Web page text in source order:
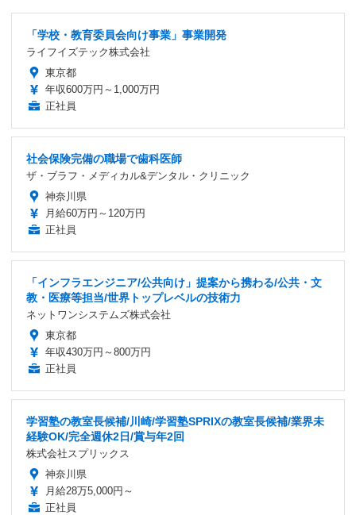
「学校・教育委員会向け事業」事業開発
ライフイズテック株式会社
東京都
年収600万円～1,000万円
正社員
社会保険完備の職場で歯科医師
ザ・ブラフ・メディカル&デンタル・クリニック
神奈川県
月給60万円～120万円
正社員
「インフラエンジニア/公共向け」提案から携わる/公共・文
教・医療等担当/世界トップレベルの技術力
ネットワンシステムズ株式会社
東京都
年収430万円～800万円
正社員
学習塾の教室長候補/川崎/学習塾SPRIXの教室長候補/業界未
経験OK/完全週休2日/賞与年2回
株式会社スプリックス
神奈川県
月給28万5,000円～
正社員